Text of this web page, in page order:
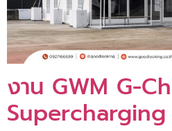
งาน GWM G-